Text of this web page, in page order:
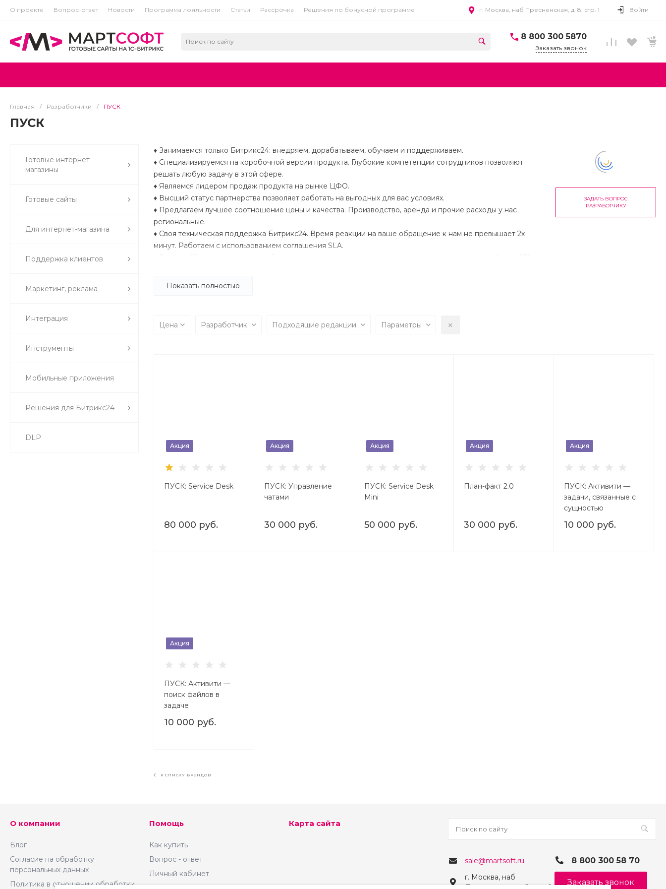
О проекте Вопрос-ответ Новости Программа лояльности Статьи Рассрочка Решения по бонусной программе г. Москва, наб Пресненская, д. 8, стр. 1 Войти
8 800 300 5870
Заказать звонок
Главная / Разработчики / ПУСК
ПУСК
Готовые интернет-
магазины
Готовые сайты
Для интернет-магазина
Поддержка клиентов
Маркетинг, реклама
Интеграция
Инструменты
Мобильные приложения
Решения для Битрикс24
DLP
♦ Занимаемся только Битрикс24: внедряем, дорабатываем, обучаем и поддерживаем.
♦ Специализируемся на коробочной версии продукта. Глубокие компетенции сотрудников позволяют
решать любую задачу в этой сфере.
♦ Являемся лидером продаж продукта на рынке ЦФО.
♦ Высший статус партнерства позволяет работать на выгодных для вас условиях.
♦ Предлагаем лучшее соотношение цены и качества. Производство, аренда и прочие расходы у нас
региональные.
♦ Своя техническая поддержка Битрикс24. Время реакции на ваше обращение к нам не превышает 2х
минут. Работаем с использованием соглашения SLA.
Показать полностью
ЗАДАТЬ ВОПРОС
РАЗРАБОТЧИКУ
Цена Разработчик Подходящие редакции Параметры
Акция
ПУСК: Service Desk
80 000 руб.
Акция
ПУСК: Управление
чатами
30 000 руб.
Акция
ПУСК: Service Desk
Mini
50 000 руб.
Акция
План-факт 2.0
30 000 руб.
Акция
ПУСК: Активити —
задачи, связанные с
сущностью
10 000 руб.
Акция
ПУСК: Активити —
поиск файлов в
задаче
10 000 руб.
К СПИСКУ БРЕНДОВ
О компании
Блог
Согласие на обработку
персональных данных
Политика в отношении обработки
Помощь
Как купить
Вопрос - ответ
Личный кабинет
Карта сайта
sale@martsoft.ru 8 800 300 58 70
г. Москва, наб
Заказать звонок